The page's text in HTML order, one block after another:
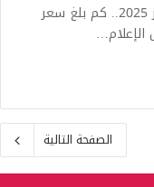
أسعار الذهب في تركيا اليوم الثلاثاء 8 تموز 2025.. كم بلغ سعر
الإعلام…
الصفحة التالية